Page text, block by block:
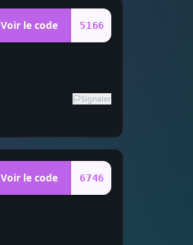
Voir le code 5166
Signaler
Voir le code 6746